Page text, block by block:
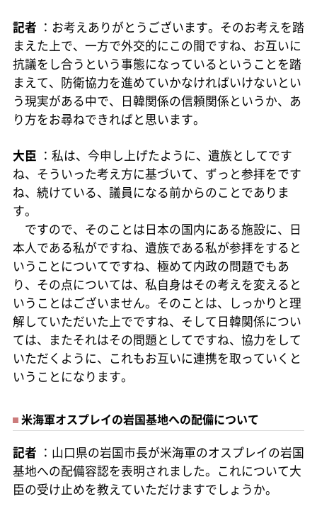
記者 ：お考えありがとうございます。そのお考えを踏
まえた上で、一方で外交的にこの間ですね、お互いに
抗議をし合うという事態になっているということを踏
まえて、防衛協力を進めていかなければいけないとい
う現実がある中で、日韓関係の信頼関係というか、あ
り方をお尋ねできればと思います。
大臣 ：私は、今申し上げたように、遺族としてです
ね、そういった考え方に基づいて、ずっと参拝をです
ね、続けている、議員になる前からのことでありま
す。
ですので、そのことは日本の国内にある施設に、日
本人である私がですね、遺族である私が参拝をすると
いうことについてですね、極めて内政の問題でもあ
り、その点については、私自身はその考えを変えると
いうことはございません。そのことは、しっかりと理
解していただいた上でですね、そして日韓関係につい
ては、またそれはその問題としてですね、協力をして
いただくように、これもお互いに連携を取っていくと
いうことになります。
米海軍オスプレイの岩国基地への配備について
記者 ：山口県の岩国市長が米海軍のオスプレイの岩国
基地への配備容認を表明されました。これについて大
臣の受け止めを教えていただけますでしょうか。